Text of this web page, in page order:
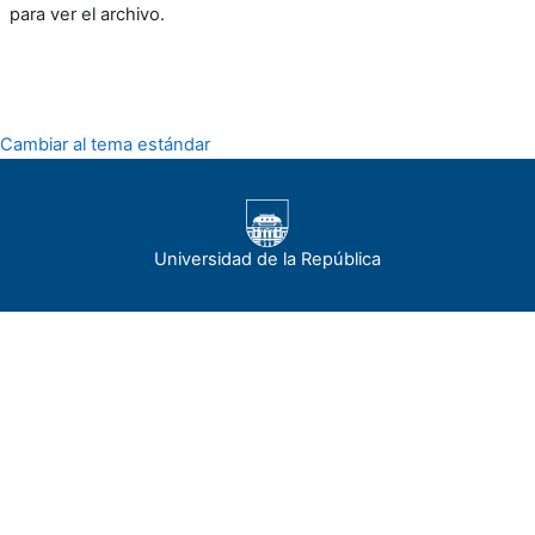
para ver el archivo.
Cambiar al tema estándar
Universidad de la República